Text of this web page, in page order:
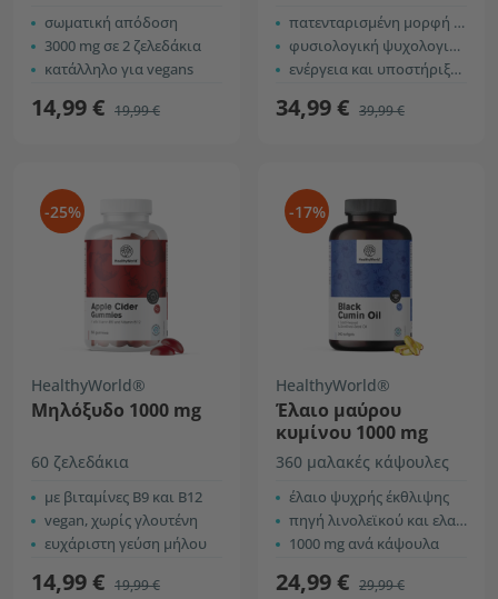
σωματική απόδοση
3000 mg σε 2 ζελεδάκια
κατάλληλο για vegans
14,99 € 19,99 €
πατενταρισμένη μορφή μαγνησίου
φυσιολογική ψυχολογική λειτουργία
ενέργεια και υποστήριξη του νευρικού συστήματος
34,99 € 39,99 €
-25%
HealthyWorld®
Μηλόξυδο 1000 mg
60 ζελεδάκια
με βιταμίνες Β9 και Β12
vegan, χωρίς γλουτένη
ευχάριστη γεύση μήλου
14,99 € 19,99 €
-17%
HealthyWorld®
Έλαιο μαύρου
κυμίνου 1000 mg
360 μαλακές κάψουλες
έλαιο ψυχρής έκθλιψης
πηγή λινολεϊκού και ελαϊκού οξέος
1000 mg ανά κάψουλα
24,99 € 29,99 €